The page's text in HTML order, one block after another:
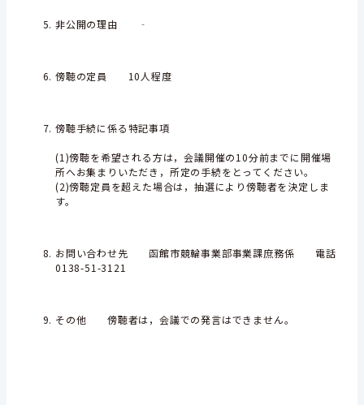
非公開の理由 ‐
傍聴の定員 10人程度
傍聴手続に係る特記事項
(1)傍聴を希望される方は，会議開催の10分前までに開催場
所へお集まりいただき，所定の手続をとってください。
(2)傍聴定員を超えた場合は，抽選により傍聴者を決定しま
す。
お問い合わせ先 函館市競輪事業部事業課庶務係 電話
0138-51-3121
その他 傍聴者は，会議での発言はできません。